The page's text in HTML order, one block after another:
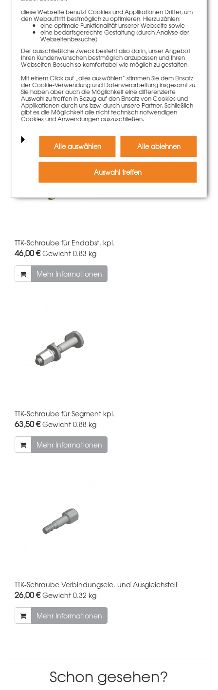
2,30 €Gewicht 0.18 kg
Mehr Informationen
TTK-Schraube für Endabst. kpl.
46,00 €Gewicht 0.83 kg
Mehr Informationen
TTK-Schraube für Segment kpl.
63,50 €Gewicht 0.88 kg
Mehr Informationen
TTK-Schraube Verbindungsele. und Ausgleichsteil
26,00 €Gewicht 0.32 kg
Mehr Informationen
Schon gesehen?
diese Webseite benutzt Cookies und Applikationen Dritter, um
den Webauftritt bestmöglich zu optimieren. Hierzu zählen:
eine optimale Funktionalität unserer Webseite sowie
eine bedarfsgerechte Gestaltung (durch Analyse der
Webseitenbesuche)
Der ausschließliche Zweck besteht also darin, unser Angebot
Ihren Kundenwünschen bestmöglich anzupassen und Ihren
Webseiten-Besuch so komfortabel wie möglich zu gestalten.
Mit einem Click auf „alles auswählen“ stimmen Sie dem Einsatz
der Cookie-Verwendung und Datenverarbeitung insgesamt zu.
Sie haben aber auch die Möglichkeit eine differenzierte
Auswahl zu treffen in Bezug auf den Einsatz von Cookies und
Applikationen durch uns bzw. durch unsere Partner. Schließlich
gibt es die Möglichkeit alle nicht technisch notwendigen
Cookies und Anwendungen auszuschließen.
Alle auswählen Alle ablehnen
Auswahl treffen